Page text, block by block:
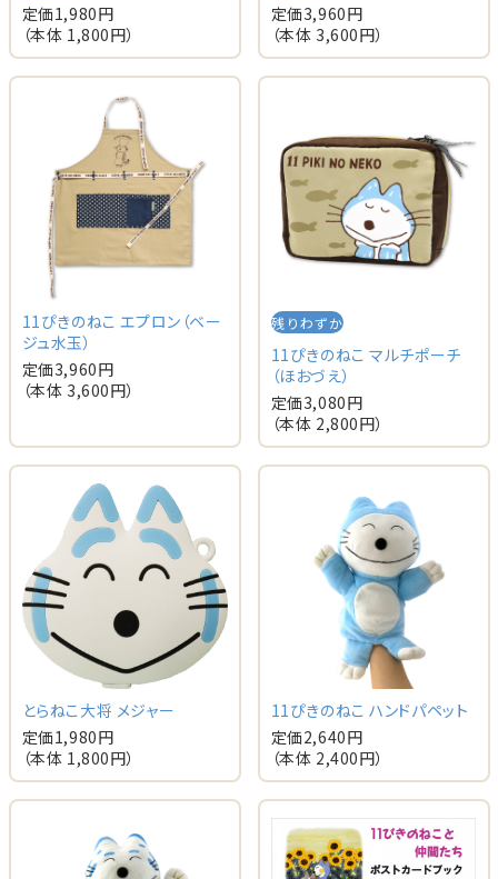
定価1,980円
（本体 1,800円）
定価3,960円
（本体 3,600円）
11ぴきのねこ エプロン（ベー
ジュ水玉）
定価3,960円
（本体 3,600円）
残りわずか
11ぴきのねこ マルチポーチ
（ほおづえ）
定価3,080円
（本体 2,800円）
とらねこ大将 メジャー
定価1,980円
（本体 1,800円）
11ぴきのねこ ハンドパペット
定価2,640円
（本体 2,400円）